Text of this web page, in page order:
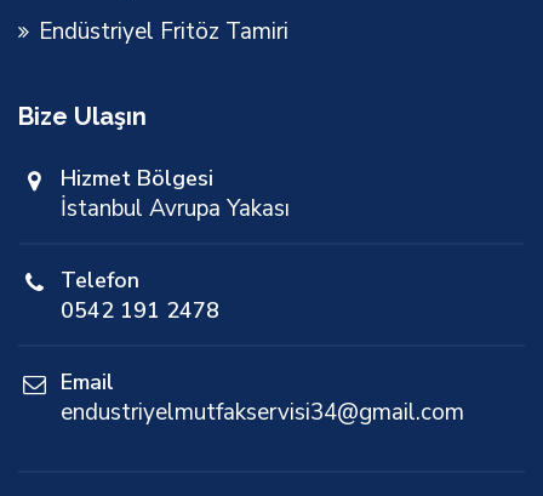
Endüstriyel Fritöz Tamiri
Bize Ulaşın
Hizmet Bölgesi
İstanbul Avrupa Yakası
Telefon
0542 191 2478
Email
endustriyelmutfakservisi34@gmail.com